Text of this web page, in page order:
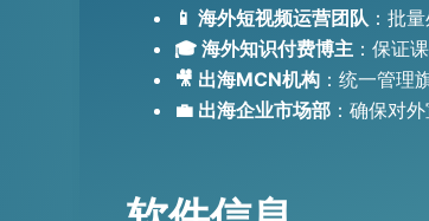
📱 海外短视频运营团队 ：批
🎓 海外知识付费博主 ：保证
🎥 出海MCN机构 ：统一管理
💼 出海企业市场部 ：确保对